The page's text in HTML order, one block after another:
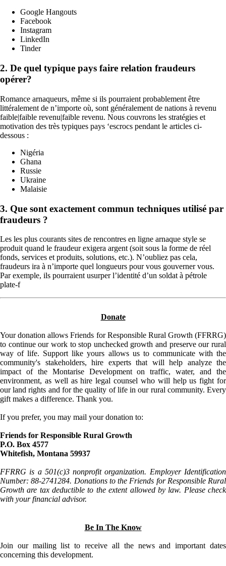
Google Hangouts
Facebook
Instagram
LinkedIn
Tinder
2. De quel typique pays faire relation fraudeurs
opérer?
Romance arnaqueurs, même si ils pourraient probablement être
littéralement de n’importe où, sont généralement de nations à revenu
faible|faible revenu|faible revenu. Nous couvrons les stratégies et
motivation des très typiques pays ‘escrocs pendant le articles ci-
dessous :
Nigéria
Ghana
Russie
Ukraine
Malaisie
3. Que sont exactement commun techniques utilisé par
fraudeurs ?
Les les plus courants sites de rencontres en ligne arnaque style se
produit quand le fraudeur exigera argent (soit sous la forme de réel
fonds, services et produits, solutions, etc.). N’oubliez pas cela,
fraudeurs ira à n’importe quel longueurs pour vous gouverner vous.
Par exemple, ils pourraient usurper l’identité d’un soldat à pétrole
plate-f
Donate
Your donation allows Friends for Responsible Rural Growth (FFRRG)
to continue our work to stop unchecked growth and preserve our rural
way of life. Support like yours allows us to communicate with the
community's stakeholders, hire experts that will help analyze the
impact of the Montarise Development on traffic, water, and the
environment, as well as hire legal counsel who will help us fight for
our land rights and for the quality of life in our rural community. Every
gift makes a difference. Thank you.
If you prefer, you may mail your donation to:
Friends for Responsible Rural Growth
P.O. Box 4577
Whitefish, Montana 59937
FFRRG is a 501(c)3 nonprofit organization. Employer Identification
Number: 88-2741284. Donations to the Friends for Responsible Rural
Growth are tax deductible to the extent allowed by law. Please check
with your financial advisor.
Be In The Know
Join our mailing list to receive all the news and important dates
concerning this development.